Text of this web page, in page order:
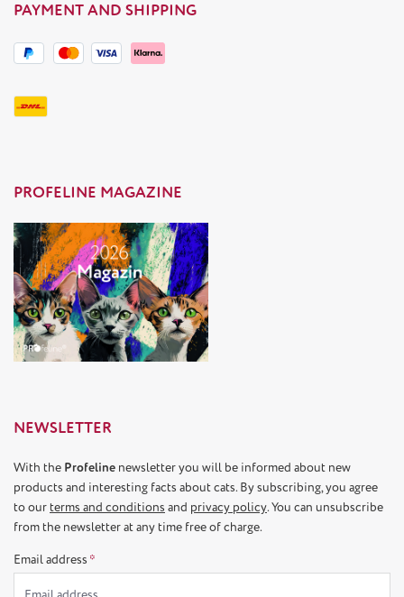
PAYMENT AND SHIPPING
PROFELINE MAGAZINE
NEWSLETTER
With the Profeline newsletter you will be informed about new
products and interesting facts about cats. By subscribing, you agree
to ourterms and conditions and privacy policy. You can unsubscribe
from the newsletter at any time free of charge.
Email address *